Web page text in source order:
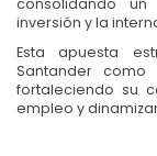
consolidando
inversión y la
Esta apuesta
Santander
fortaleciendo su
empleo y